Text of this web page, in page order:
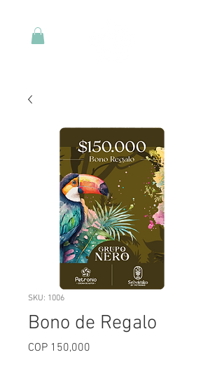
SKU: 1006
Bono de Regalo
COP 150,000